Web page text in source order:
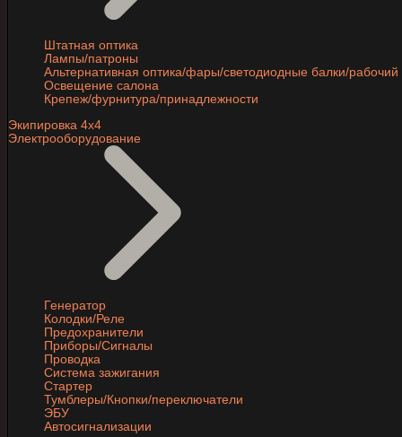
Штатная оптика
Лампы/патроны
Альтернативная оптика/фары/светодиодные балки/рабочий
Освещение салона
Крепеж/фурнитура/принадлежности
Экипировка 4х4
Электрооборудование
Генератор
Колодки/Реле
Предохранители
Приборы/Сигналы
Проводка
Система зажигания
Стартер
Тумблеры/Кнопки/переключатели
ЭБУ
Автосигнализации